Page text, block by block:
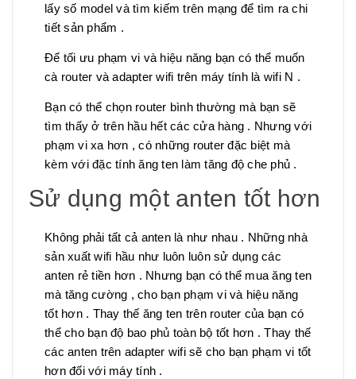
lấy số model và tìm kiếm trên mạng để tìm ra chi
tiết sản phẩm .
Để tối ưu phạm vi và hiệu năng bạn có thể muốn
cà router và adapter wifi trên máy tính là wifi N .
Bạn có thể chọn router bình thường mà bạn sẽ
tìm thấy ở trên hầu hết các cửa hàng . Nhưng với
phạm vi xa hơn , có những router đặc biệt mà
kèm với đặc tính ăng ten làm tăng độ che phủ .
Sử dụng một anten tốt hơn
Không phải tất cả anten là như nhau . Những nhà
sản xuất wifi hầu như luôn luôn sử dụng các
anten rẻ tiền hơn . Nhưng bạn có thể mua ăng ten
mà tăng cường , cho bạn phạm vi và hiệu năng
tốt hơn . Thay thế ăng ten trên router của bạn có
thể cho bạn độ bao phủ toàn bộ tốt hơn . Thay thế
các anten trên adapter wifi sẽ cho bạn phạm vi tốt
hơn đối với máy tính .